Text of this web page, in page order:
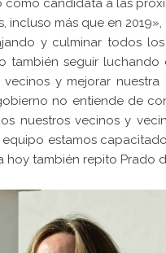
como candidata a las
incluso más que en 2019»,
y culminar todos
también seguir
y mejorar
no entiende de
nuestros vecinos y
estamos
también repito Prado